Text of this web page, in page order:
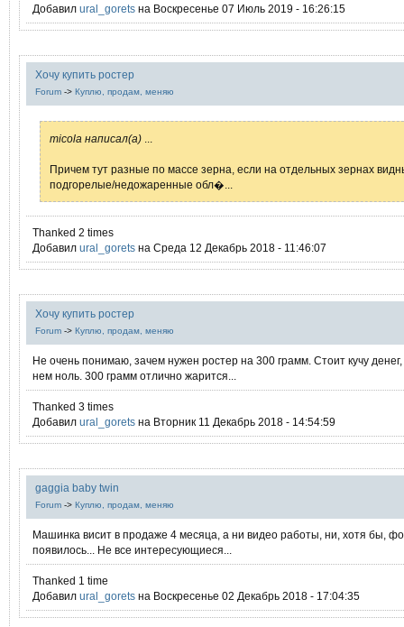
Добавил ural_gorets на Воскресенье 07 Июль 2019 - 16:26:15
Хочу купить ростер
Forum -> Куплю, продам, меняю
micola написал(а)
Причем тут разные по массе зерна, если на отдельных зернах
подгорелые/недожаренные обл�...
Thanked 2 times
Добавил ural_gorets на Среда 12 Декабрь 2018 - 11:46:07
Хочу купить ростер
Forum -> Куплю, продам, меняю
Не очень понимаю, зачем нужен ростер на 300 грамм. Стоит кучу
нем ноль. 300 грамм отлично жарится...
Thanked 3 times
Добавил ural_gorets на Вторник 11 Декабрь 2018 - 14:54:59
gaggia baby twin
Forum -> Куплю, продам, меняю
Машинка висит в продаже 4 месяца, а ни видео работы, ни, хотя бы,
появилось... Не все интересующиеся...
Thanked 1 time
Добавил ural_gorets на Воскресенье 02 Декабрь 2018 - 17:04:35